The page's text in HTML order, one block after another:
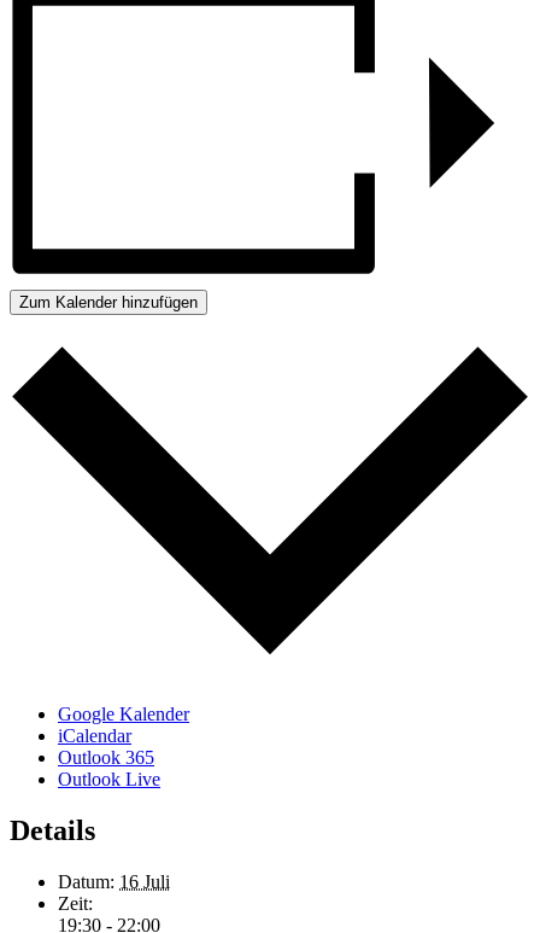
Zum Kalender hinzufügen
Google Kalender
iCalendar
Outlook 365
Outlook Live
Details
Datum: 16 Juli
Zeit:
19:30 - 22:00